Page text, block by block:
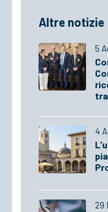
Altre notizie
5
4
29